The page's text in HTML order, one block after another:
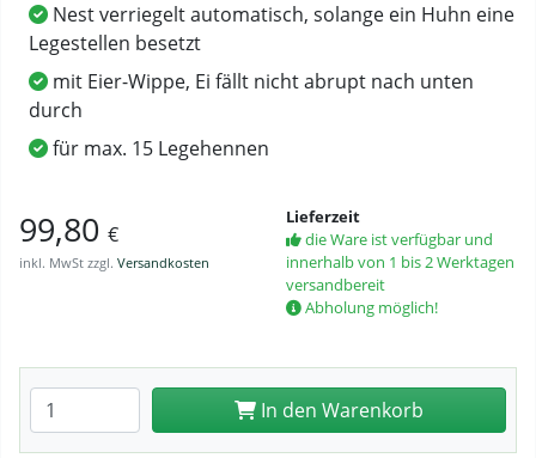
Nest verriegelt automatisch, solange ein Huhn eine
Legestellen besetzt
mit Eier-Wippe, Ei fällt nicht abrupt nach unten
durch
für max. 15 Legehennen
99,80 €
inkl. MwSt zzgl. Versandkosten
Lieferzeit
die Ware ist verfügbar und
innerhalb von 1 bis 2 Werktagen
versandbereit
Abholung möglich!
Anzahl eingeben In den Warenkorb